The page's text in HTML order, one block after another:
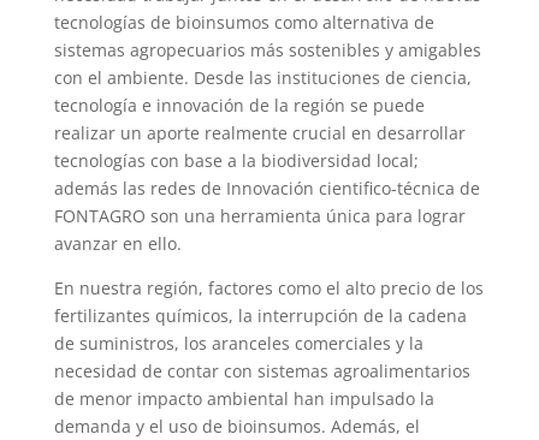
tecnologías de bioinsumos como alternativa de
sistemas agropecuarios más sostenibles y amigables
con el ambiente. Desde las instituciones de ciencia,
tecnología e innovación de la región se puede
realizar un aporte realmente crucial en desarrollar
tecnologías con base a la biodiversidad local;
además las redes de Innovación cientifico-técnica de
FONTAGRO son una herramienta única para lograr
avanzar en ello.
En nuestra región, factores como el alto precio de los
fertilizantes químicos, la interrupción de la cadena
de suministros, los aranceles comerciales y la
necesidad de contar con sistemas agroalimentarios
de menor impacto ambiental han impulsado la
demanda y el uso de bioinsumos. Además, el